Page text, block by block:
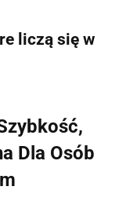
liczą się w
Dla Osób